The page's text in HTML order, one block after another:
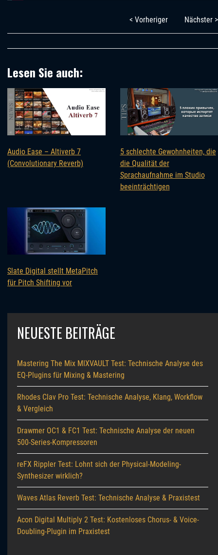
< Vorheriger Nächster >
Lesen Sie auch:
Audio Ease – Altiverb 7
(Convolutionary Reverb)
5 schlechte Gewohnheiten, die
die Qualität der
Sprachaufnahme im Studio
beeinträchtigen
Slate Digital stellt MetaPitch
für Pitch Shifting vor
NEUESTE BEITRÄGE
Mastering The Mix MIXVAULT Test: Technische Analyse des
EQ-Plugins für Mixing & Mastering
Rhodes Clav Pro Test: Technische Analyse, Klang, Workflow
& Vergleich
Drawmer OC1 & FC1 Test: Technische Analyse der neuen
500-Series-Kompressoren
reFX Rippler Test: Lohnt sich der Physical-Modeling-
Synthesizer wirklich?
Waves Atlas Reverb Test: Technische Analyse & Praxistest
Acon Digital Multiply 2 Test: Kostenloses Chorus- & Voice-
Doubling-Plugin im Praxistest